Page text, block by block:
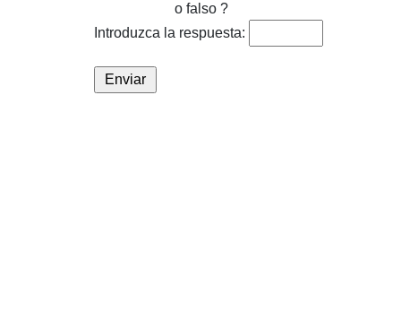
o falso ?
Introduzca la respuesta: